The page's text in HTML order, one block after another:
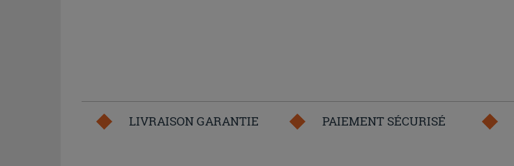
LIVRAISON GARANTIE PAIEMENT SÉCURISÉ